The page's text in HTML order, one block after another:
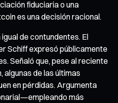
fiduciaria o una
es una decisión racional.
de contundentes. El
Schiff expresó públicamente
Señaló que, pese al reciente
de las últimas
en pérdidas. Argumenta
más